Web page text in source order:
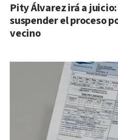
Pity Álvarez irá a
suspender el proceso
vecino